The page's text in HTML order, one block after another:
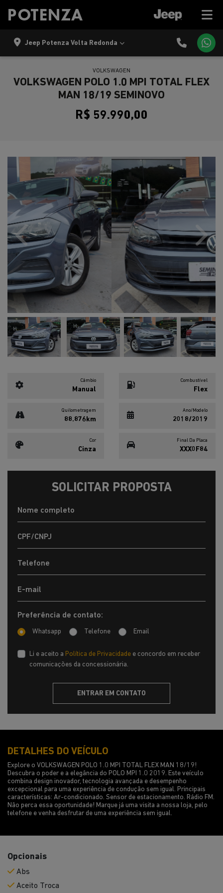
Jeep Potenza Volta Redonda
VOLKSWAGEN
VOLKSWAGEN POLO 1.0 MPI TOTAL FLEX
MAN 18/19 SEMINOVO
R$ 59.990,00
Previous Next
Câmbio
Manual
Combustível
Flex
Quilometragem
88.876km
Ano/Modelo
2018/2019
Cor
Cinza
Final Da Placa
XXX0F84
SOLICITAR PROPOSTA
Preferência de contato:
Whatsapp Telefone Email
Li e aceito a Política de Privacidade e concordo em receber
comunicações da concessionária.
ENTRAR EM CONTATO
DETALHES DO VEÍCULO
Explore o VOLKSWAGEN POLO 1.0 MPI TOTAL FLEX MAN 18/19!
Descubra o poder e a elegância do POLO MPI 1.0 2019. Este veículo
combina design inovador, tecnologia avançada e desempenho
excepcional para uma experiência de condução sem igual. Principais
características: Ar-condicionado. Sensor de estacionamento. Rádio FM.
Não perca essa oportunidade! Marque já uma visita a nossa loja, pelo
telefone e venha desfrutar de uma experiência sem igual.
Opcionais
Abs
Aceito Troca